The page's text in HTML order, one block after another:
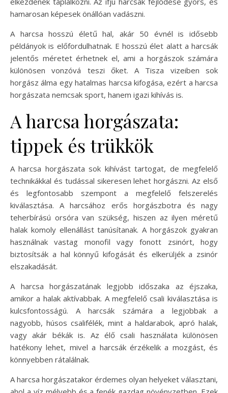
hamarosan képesek önállóan vadászni.
A harcsa hosszú életű hal, akár 50 évnél is idősebb
példányok is előfordulhatnak. E hosszú élet alatt a harcsák
jelentős méretet érhetnek el, ami a horgászok számára
különösen vonzóvá teszi őket. A Tisza vizeiben sok
horgász álma egy hatalmas harcsa kifogása, ezért a harcsa
horgászata nemcsak sport, hanem igazi kihívás is.
A harcsa horgászata:
tippek és trükkök
A harcsa horgászata sok kihívást tartogat, de megfelelő
technikákkal és tudással sikeresen lehet horgászni. Az első
és legfontosabb szempont a megfelelő felszerelés
kiválasztása. A harcsához erős horgászbotra és nagy
teherbírású orsóra van szükség, hiszen az ilyen méretű
halak komoly ellenállást tanúsítanak. A horgászok gyakran
használnak vastag monofil vagy fonott zsinórt, hogy
biztosítsák a hal könnyű kifogását és elkerüljék a zsinór
elszakadását.
A harcsa horgászatának legjobb időszaka az éjszaka,
amikor a halak aktívabbak. A megfelelő csali kiválasztása is
kulcsfontosságú. A harcsák számára a legjobbak a
nagyobb, húsos csalifélék, mint a haldarabok, apró halak,
vagy akár békák is. Az élő csali használata különösen
hatékony lehet, mivel a harcsák érzékelik a mozgást, és
könnyebben rátalálnak.
A harcsa horgászatakor érdemes olyan helyeket választani,